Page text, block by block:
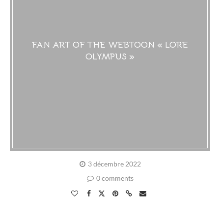
FAN ART OF THE WEBTOON « LORE
OLYMPUS »
3 décembre 2022
0 comments